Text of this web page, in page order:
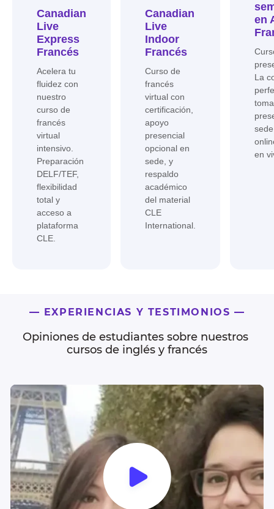
Canadian
Live
Express
Francés
Acelera tu
fluidez con
nuestro
curso de
francés
virtual
intensivo.
Preparación
DELF/TEF,
flexibilidad
total y
acceso a
plataforma
CLE.
Canadian
Live
Indoor
Francés
Curso de
francés
virtual con
certificación,
apoyo
presencial
opcional en
sede, y
respaldo
académico
del material
CLE
International.
en
La
en
— EXPERIENCIAS Y TESTIMONIOS —
Opiniones de estudiantes sobre nuestros
cursos de inglés y francés